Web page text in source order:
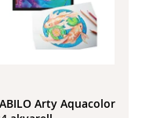
Arty Aquacolor